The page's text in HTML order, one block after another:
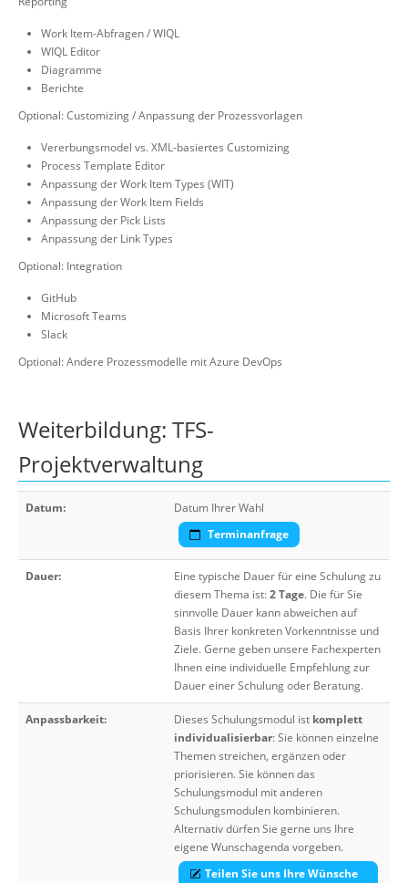
Work Item-Abfragen / WIQL
WIQL Editor
Diagramme
Berichte
Optional: Customizing / Anpassung der Prozessvorlagen
Vererbungsmodel vs. XML-basiertes Customizing
Process Template Editor
Anpassung der Work Item Types (WIT)
Anpassung der Work Item Fields
Anpassung der Pick Lists
Anpassung der Link Types
Optional: Integration
GitHub
Microsoft Teams
Slack
Optional: Andere Prozessmodelle mit Azure DevOps
Weiterbildung: TFS-
Projektverwaltung
Datum:
Datum Ihrer Wahl
Terminanfrage
Dauer:
Eine typische Dauer für eine Schulung zu
diesem Thema ist:2 Tage. Die für Sie
sinnvolle Dauer kann abweichen auf
Basis Ihrer konkreten Vorkenntnisse und
Ziele. Gerne geben unsere Fachexperten
Ihnen eine individuelle Empfehlung zur
Dauer einer Schulung oder Beratung.
Anpassbarkeit: Dieses Schulungsmodul ist komplett
individualisierbar: Sie können einzelne
Themen streichen, ergänzen oder
priorisieren. Sie können das
Schulungsmodul mit anderen
Schulungsmodulen kombinieren.
Alternativ dürfen Sie gerne uns Ihre
eigene Wunschagenda vorgeben.
Teilen Sie uns Ihre Wünsche